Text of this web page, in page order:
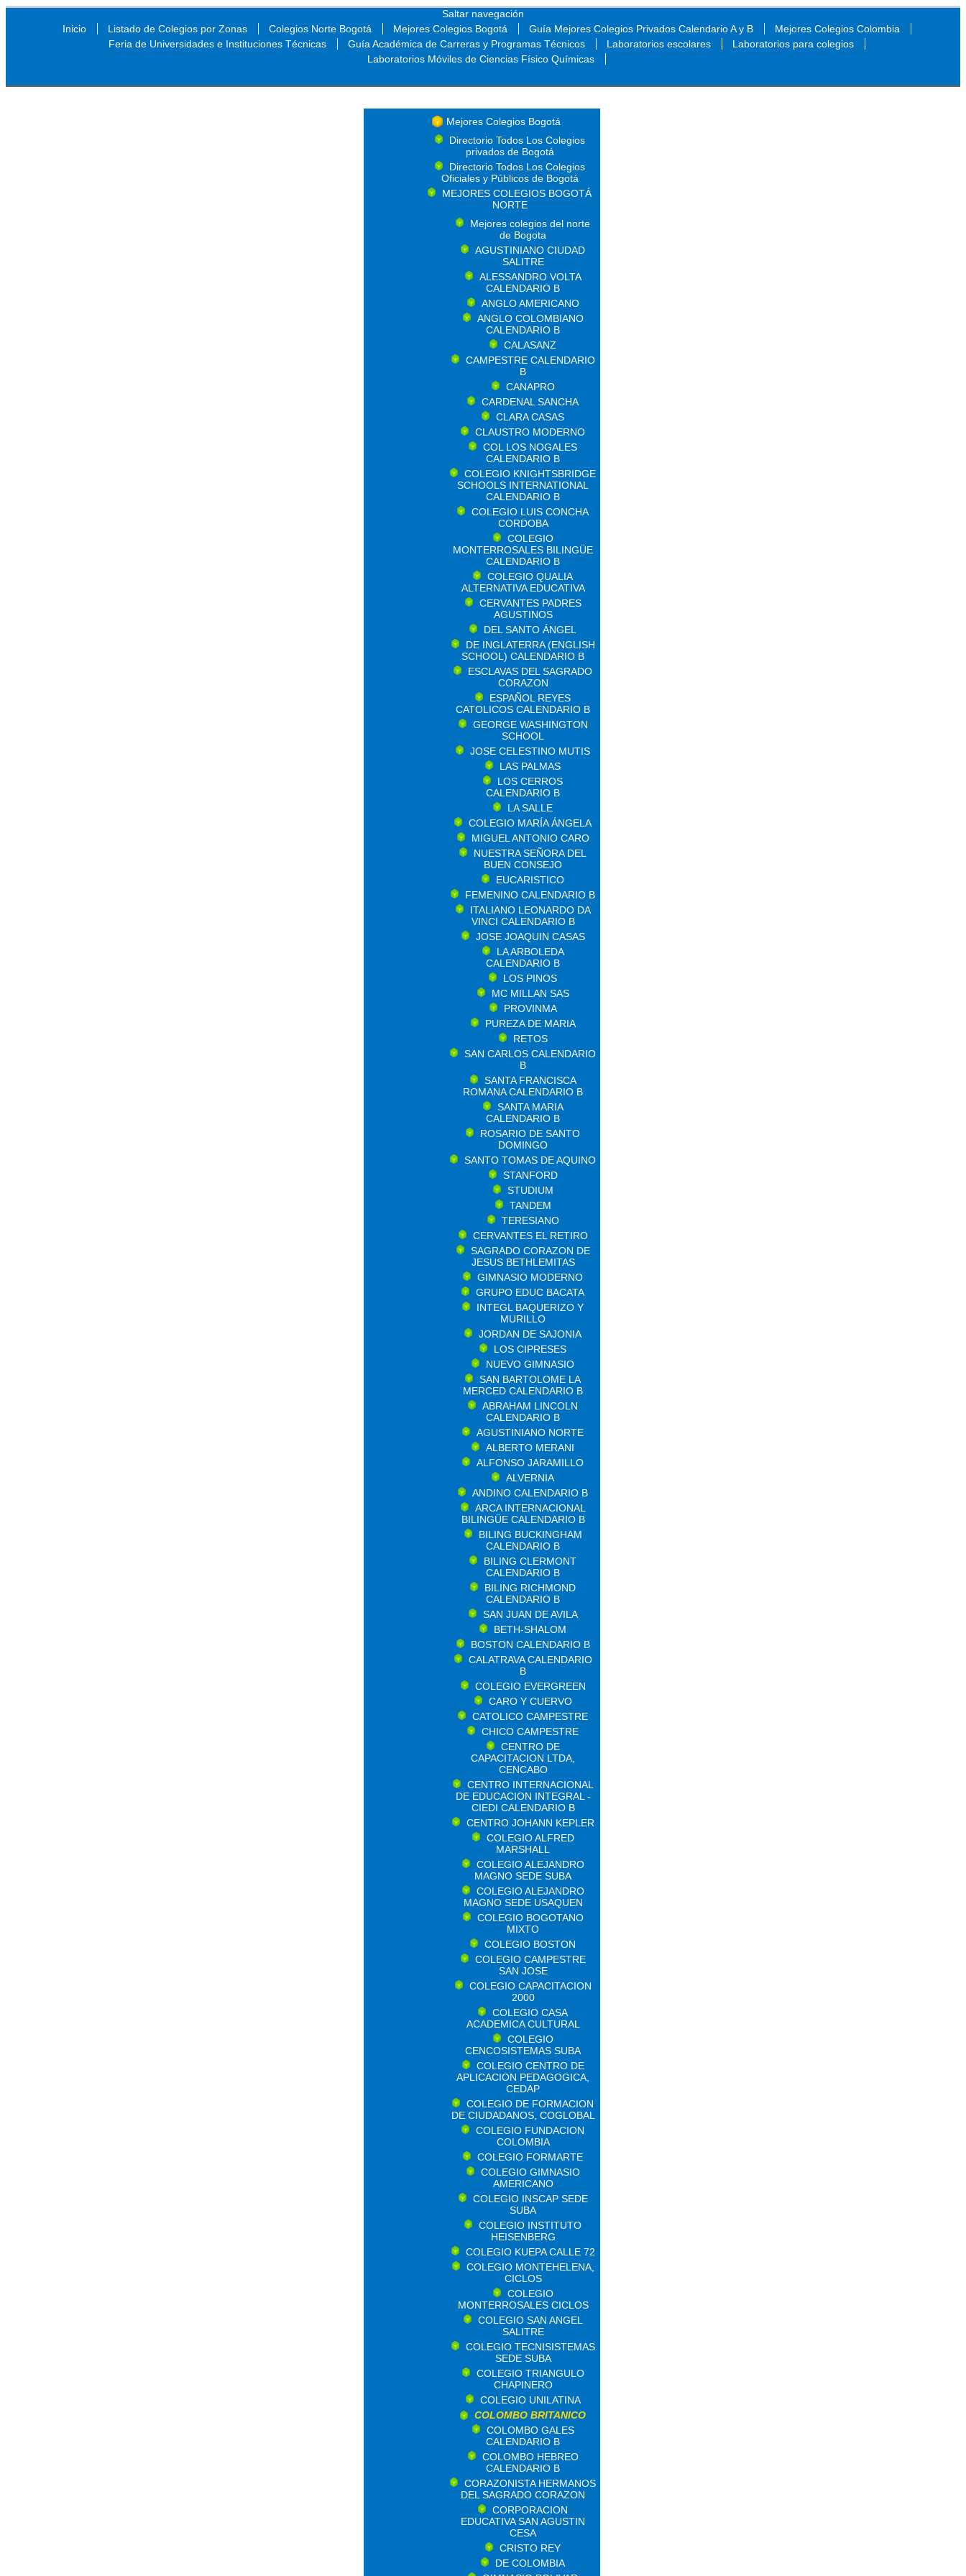
Saltar navegación
Inicio
Listado de Colegios por Zonas Colegios Norte Bogotá Mejores Colegios Bogotá Guía Mejores Colegios Privados Calendario A y B
Mejores Colegios Colombia
Feria de Universidades e Instituciones Técnicas
Guía Académica de Carreras y Programas Técnicos Laboratorios escolares
Laboratorios para colegios
Laboratorios Móviles de Ciencias Físico Químicas
Mejores Colegios Bogotá
Directorio Todos Los Colegios
privados de Bogotá
Directorio Todos Los Colegios
Oficiales y Públicos de Bogotá
MEJORES COLEGIOS BOGOTÁ
NORTE
Mejores colegios del norte
de Bogota
AGUSTINIANO CIUDAD
SALITRE
ALESSANDRO VOLTA
CALENDARIO B
ANGLO AMERICANO
ANGLO COLOMBIANO
CALENDARIO B
CALASANZ
CAMPESTRE CALENDARIO
B
CANAPRO
CARDENAL SANCHA
CLARA CASAS
CLAUSTRO MODERNO
COL LOS NOGALES
CALENDARIO B
COLEGIO KNIGHTSBRIDGE
SCHOOLS INTERNATIONAL
CALENDARIO B
COLEGIO LUIS CONCHA
CORDOBA
COLEGIO
MONTERROSALES BILINGÜE
CALENDARIO B
COLEGIO QUALIA
ALTERNATIVA EDUCATIVA
CERVANTES PADRES
AGUSTINOS
DEL SANTO ÁNGEL
DE INGLATERRA (ENGLISH
SCHOOL) CALENDARIO B
ESCLAVAS DEL SAGRADO
CORAZON
ESPAÑOL REYES
CATOLICOS CALENDARIO B
GEORGE WASHINGTON
SCHOOL
JOSE CELESTINO MUTIS
LAS PALMAS
LOS CERROS
CALENDARIO B
LA SALLE
COLEGIO MARÍA ÁNGELA
MIGUEL ANTONIO CARO
NUESTRA SEÑORA DEL
BUEN CONSEJO
EUCARISTICO
FEMENINO CALENDARIO B
ITALIANO LEONARDO DA
VINCI CALENDARIO B
JOSE JOAQUIN CASAS
LA ARBOLEDA
CALENDARIO B
LOS PINOS
MC MILLAN SAS
PROVINMA
PUREZA DE MARIA
RETOS
SAN CARLOS CALENDARIO
B
SANTA FRANCISCA
ROMANA CALENDARIO B
SANTA MARIA
CALENDARIO B
ROSARIO DE SANTO
DOMINGO
SANTO TOMAS DE AQUINO
STANFORD
STUDIUM
TANDEM
TERESIANO
CERVANTES EL RETIRO
SAGRADO CORAZON DE
JESUS BETHLEMITAS
GIMNASIO MODERNO
GRUPO EDUC BACATA
INTEGL BAQUERIZO Y
MURILLO
JORDAN DE SAJONIA
LOS CIPRESES
NUEVO GIMNASIO
SAN BARTOLOME LA
MERCED CALENDARIO B
ABRAHAM LINCOLN
CALENDARIO B
AGUSTINIANO NORTE
ALBERTO MERANI
ALFONSO JARAMILLO
ALVERNIA
ANDINO CALENDARIO B
ARCA INTERNACIONAL
BILINGÜE CALENDARIO B
BILING BUCKINGHAM
CALENDARIO B
BILING CLERMONT
CALENDARIO B
BILING RICHMOND
CALENDARIO B
SAN JUAN DE AVILA
BETH-SHALOM
BOSTON CALENDARIO B
CALATRAVA CALENDARIO
B
COLEGIO EVERGREEN
CARO Y CUERVO
CATOLICO CAMPESTRE
CHICO CAMPESTRE
CENTRO DE
CAPACITACION LTDA,
CENCABO
CENTRO INTERNACIONAL
DE EDUCACION INTEGRAL -
CIEDI CALENDARIO B
CENTRO JOHANN KEPLER
COLEGIO ALFRED
MARSHALL
COLEGIO ALEJANDRO
MAGNO SEDE SUBA
COLEGIO ALEJANDRO
MAGNO SEDE USAQUEN
COLEGIO BOGOTANO
MIXTO
COLEGIO BOSTON
COLEGIO CAMPESTRE
SAN JOSE
COLEGIO CAPACITACION
2000
COLEGIO CASA
ACADEMICA CULTURAL
COLEGIO
CENCOSISTEMAS SUBA
COLEGIO CENTRO DE
APLICACION PEDAGOGICA,
CEDAP
COLEGIO DE FORMACION
DE CIUDADANOS, COGLOBAL
COLEGIO FUNDACION
COLOMBIA
COLEGIO FORMARTE
COLEGIO GIMNASIO
AMERICANO
COLEGIO INSCAP SEDE
SUBA
COLEGIO INSTITUTO
HEISENBERG
COLEGIO KUEPA CALLE 72
COLEGIO MONTEHELENA,
CICLOS
COLEGIO
MONTERROSALES CICLOS
COLEGIO SAN ANGEL
SALITRE
COLEGIO TECNISISTEMAS
SEDE SUBA
COLEGIO TRIANGULO
CHAPINERO
COLEGIO UNILATINA
COLOMBO BRITANICO
COLOMBO GALES
CALENDARIO B
COLOMBO HEBREO
CALENDARIO B
CORAZONISTA HERMANOS
DEL SAGRADO CORAZON
CORPORACION
EDUCATIVA SAN AGUSTIN
CESA
CRISTO REY
DE COLOMBIA